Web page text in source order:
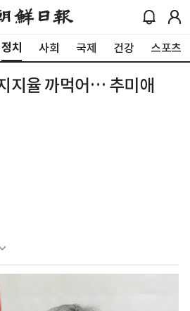
정치 사회 국제 건강 스포츠
지율 까먹어… 추미애